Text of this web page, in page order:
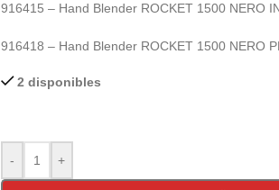
916415 – Hand Blender ROCKET 1500 NERO
916418 – Hand Blender ROCKET 1500 NERO
2 disponibles
- +